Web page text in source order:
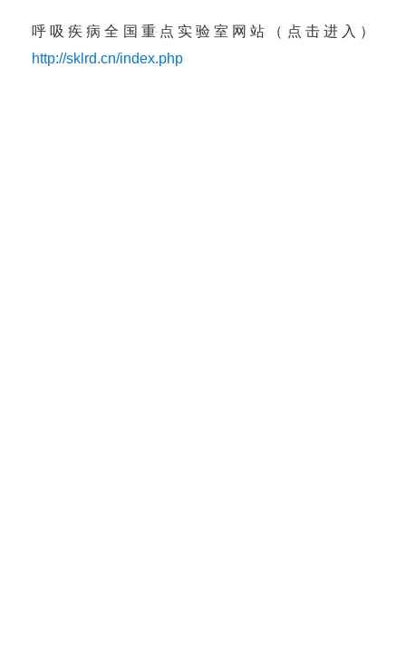
呼吸疾病全国重点实验室网站（点击进入）
http://sklrd.cn/index.php